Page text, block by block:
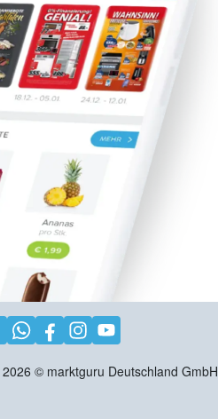
2026 © marktguru Deutschland GmbH